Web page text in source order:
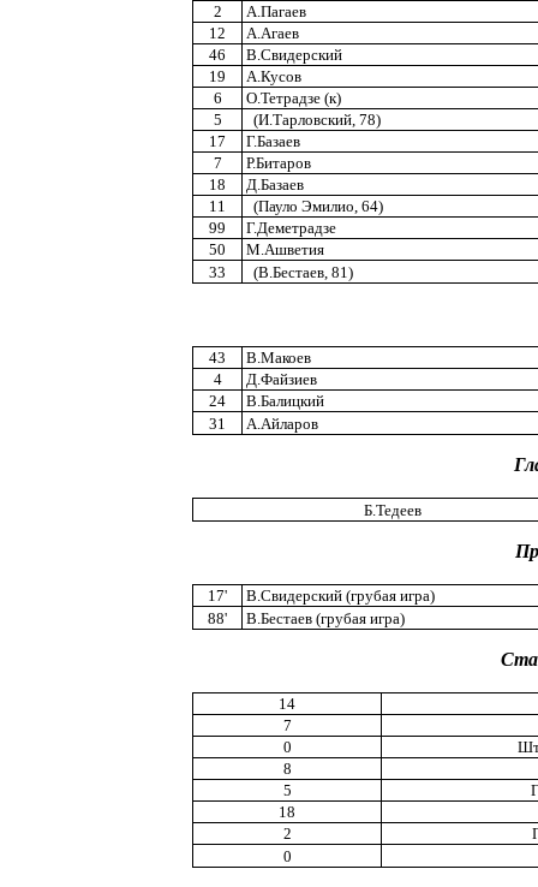
2
А.Пагаев
12
А.Агаев
46
В.Свидерский
19
А.Кусов
6
О.Тетрадзе (к)
5
(И.Тарловский, 78)
17
Г.Базаев
7
Р.Битаров
18
Д.Базаев
11
(Пауло Эмилио, 64)
99
Г.Деметрадзе
50
М.Ашветия
33
(В.Бестаев, 81)
43
В.Макоев
4
Д.Файзиев
24
В.Балицкий
31
А.Айларов
Б.Тедеев
17'
В.Свидерский (грубая игра)
88'
В.Бестаев (грубая игра)
14
7
0
8
5
18
2
0